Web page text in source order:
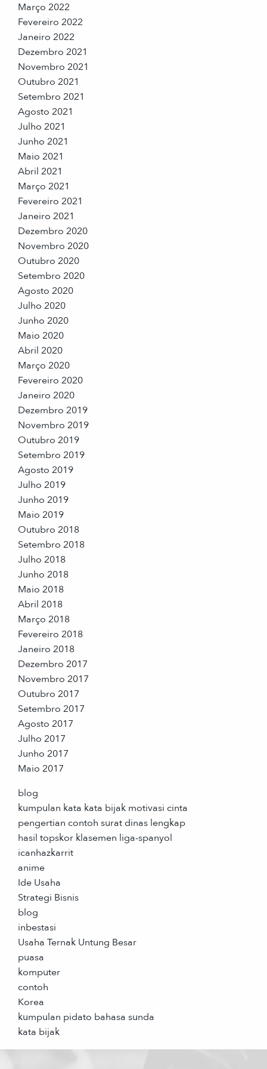
Março 2022
Fevereiro 2022
Janeiro 2022
Dezembro 2021
Novembro 2021
Outubro 2021
Setembro 2021
Agosto 2021
Julho 2021
Junho 2021
Maio 2021
Abril 2021
Março 2021
Fevereiro 2021
Janeiro 2021
Dezembro 2020
Novembro 2020
Outubro 2020
Setembro 2020
Agosto 2020
Julho 2020
Junho 2020
Maio 2020
Abril 2020
Março 2020
Fevereiro 2020
Janeiro 2020
Dezembro 2019
Novembro 2019
Outubro 2019
Setembro 2019
Agosto 2019
Julho 2019
Junho 2019
Maio 2019
Outubro 2018
Setembro 2018
Julho 2018
Junho 2018
Maio 2018
Abril 2018
Março 2018
Fevereiro 2018
Janeiro 2018
Dezembro 2017
Novembro 2017
Outubro 2017
Setembro 2017
Agosto 2017
Julho 2017
Junho 2017
Maio 2017
blog
kumpulan kata kata bijak motivasi cinta
pengertian contoh surat dinas lengkap
hasil topskor klasemen liga-spanyol
icanhazkarrit
anime
Ide Usaha
Strategi Bisnis
blog
inbestasi
Usaha Ternak Untung Besar
puasa
komputer
contoh
Korea
kumpulan pidato bahasa sunda
kata bijak